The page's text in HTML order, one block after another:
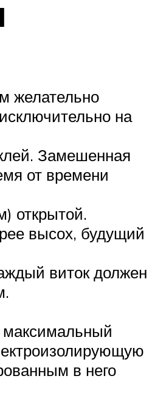
желательно
на
Замешенная
от времени
открытой.
высох, будущий
виток должен
в него